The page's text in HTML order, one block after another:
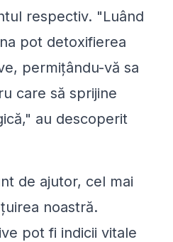
respectiv. "Luând
pot detoxifierea
permițându-vă sa
care să sprijine
au descoperit
de ajutor, cel mai
noastră.
pot fi indicii vitale